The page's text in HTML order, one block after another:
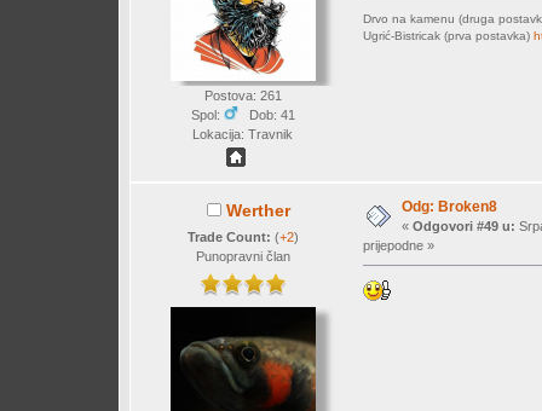
Postova: 261
Spol:
Dob: 41
Lokacija: Travnik
Drvo na kamenu (druga
Ugrić-Bistricak (prva postavka)
Werther
Trade Count: (+2)
Punopravni član
Odg: Broken8
« Odgovori #49 u:
prijepodne »